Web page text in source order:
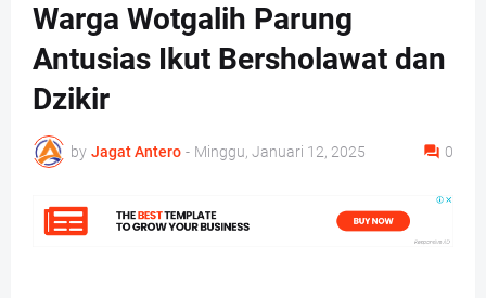
Warga Wotgalih Parung
Antusias Ikut Bersholawat dan
Dzikir
by Jagat Antero - Minggu, Januari 12, 2025 0